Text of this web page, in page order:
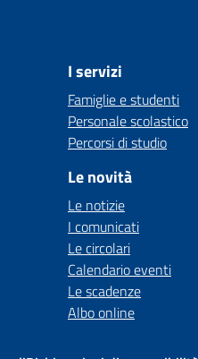
I servizi
Famiglie e studenti
Personale scolastico
Percorsi di studio
Le novità
Le notizie
I comunicati
Le circolari
Calendario eventi
Le scadenze
Albo online